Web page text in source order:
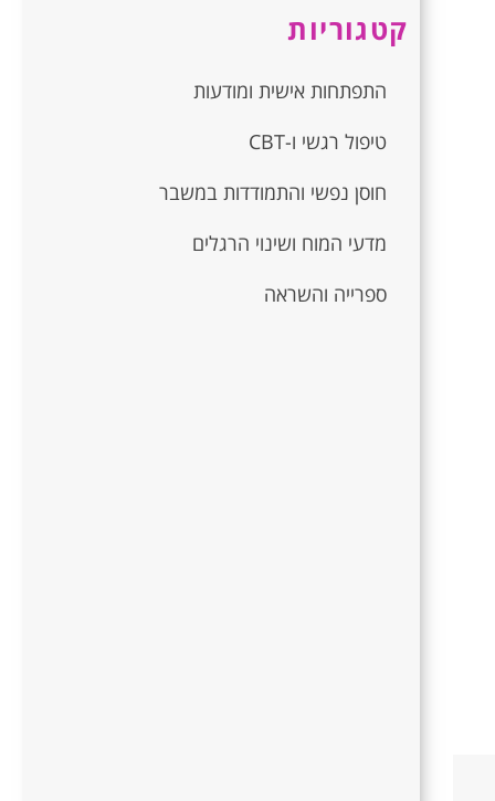
קטגוריות
התפתחות אישית ומודעות
טיפול רגשי ו-CBT
חוסן נפשי והתמודדות במשבר
מדעי המוח ושינוי הרגלים
ספרייה והשראה